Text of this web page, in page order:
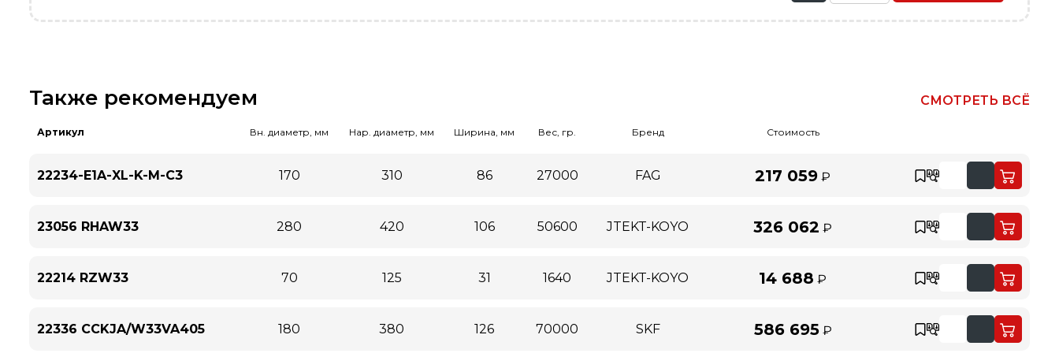
Также рекомендуем СМОТРЕТЬ ВСЁ
Артикул Вн. диаметр, мм Нар. диаметр, мм Ширина, мм Вес, гр. Бренд Стоимость
22234-E1A-XL-K-M-C3 170 310 86 27000 FAG 217 059 ₽
23056 RHAW33 280 420 106 50600 JTEKT-KOYO 326 062 ₽
22214 RZW33 70 125 31 1640 JTEKT-KOYO 14 688 ₽
22336 CCKJA/W33VA405 180 380 126 70000 SKF 586 695₽